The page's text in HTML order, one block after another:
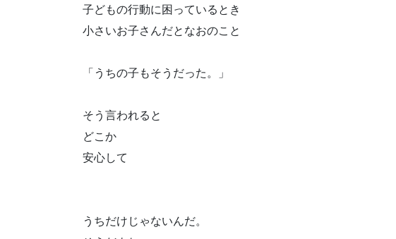
子どもの行動に困っているとき
小さいお子さんだとなおのこと
「うちの子もそうだった。」
そう言われると
どこか
安心して
うちだけじゃないんだ。